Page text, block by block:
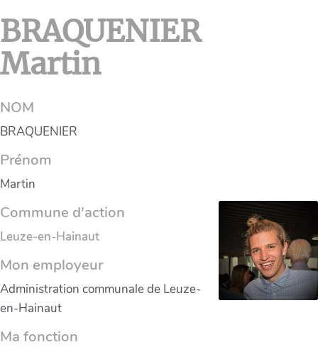
BRAQUENIER
Martin
NOM
BRAQUENIER
Prénom
Martin
Commune d'action
Leuze-en-Hainaut
Mon employeur
Administration communale de Leuze-
en-Hainaut
Ma fonction